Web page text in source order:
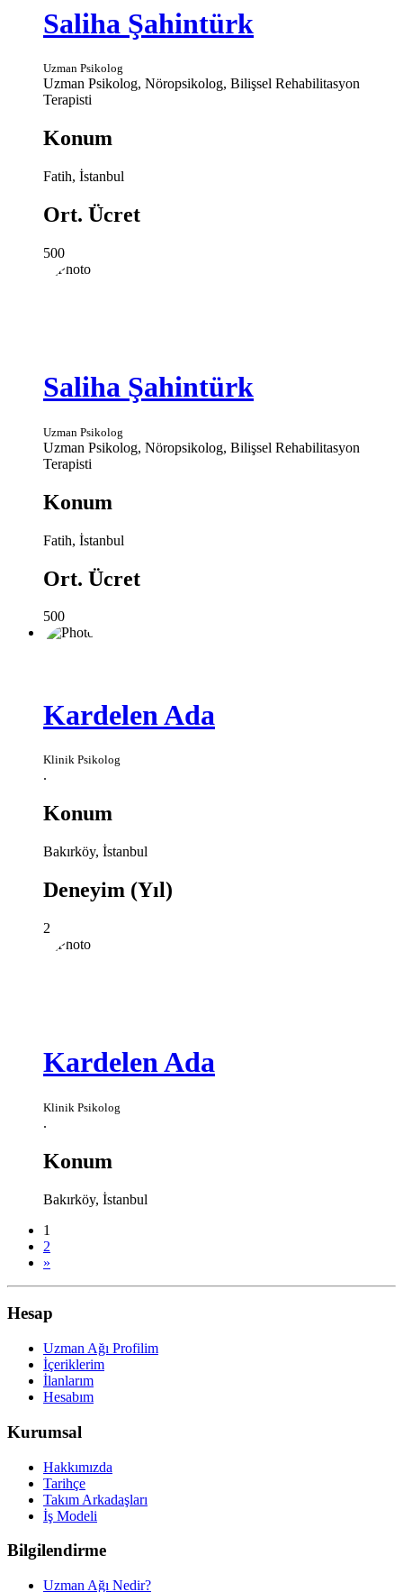
Saliha Şahintürk
Uzman Psikolog
Uzman Psikolog, Nöropsikolog, Bilişsel Rehabilitasyon
Terapisti
Konum
Fatih, İstanbul
Ort. Ücret
500
Saliha Şahintürk
Uzman Psikolog
Uzman Psikolog, Nöropsikolog, Bilişsel Rehabilitasyon
Terapisti
Konum
Fatih, İstanbul
Ort. Ücret
500
Kardelen Ada
Klinik Psikolog
.
Konum
Bakırköy, İstanbul
Deneyim (Yıl)
2
Kardelen Ada
Klinik Psikolog
.
Konum
Bakırköy, İstanbul
1
2
»
Hesap
Uzman Ağı Profilim
İçeriklerim
İlanlarım
Hesabım
Kurumsal
Hakkımızda
Tarihçe
Takım Arkadaşları
İş Modeli
Bilgilendirme
Uzman Ağı Nedir?